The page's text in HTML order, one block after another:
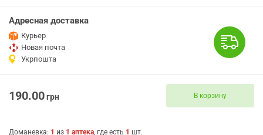
Адресная доставка
Курьер
Новая почта
Укрпошта
190.00грн В корзину
Доманевка: 1 из 1 аптека, где есть 1 шт.